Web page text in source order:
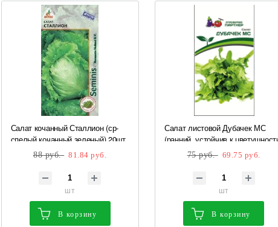
Салат кочанный Сталлион (ср-
спелый,кочанный,зеленый) 20шт
88 руб. 81.84 руб.
шт
В корзину
Салат листовой Дубачек МС
(ранний, устойчив к
0,5 гр Партнер
75 руб. 69.75 руб.
шт
В корзину